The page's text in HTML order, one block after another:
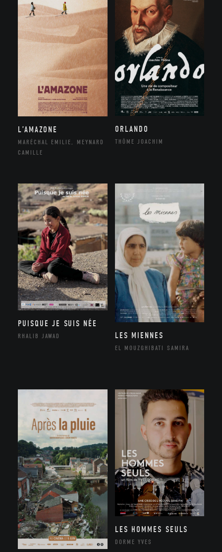
L’AMAZONE
MARÉCHAL EMILIE, MEYNARD
CAMILLE
ORLANDO
THÔME JOACHIM
PUISQUE JE SUIS NÉE
RHALIB JAWAD LES MIENNES
EL MOUZGHIBATI SAMIRA
LES HOMMES SEULS
DORME YVES